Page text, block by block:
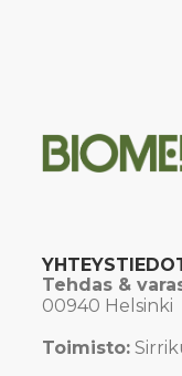
Tehdas &
00940 Helsinki
Toimisto: